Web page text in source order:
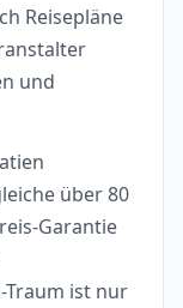
Reisepläne
und
über 80
Garantie
Traum ist nur